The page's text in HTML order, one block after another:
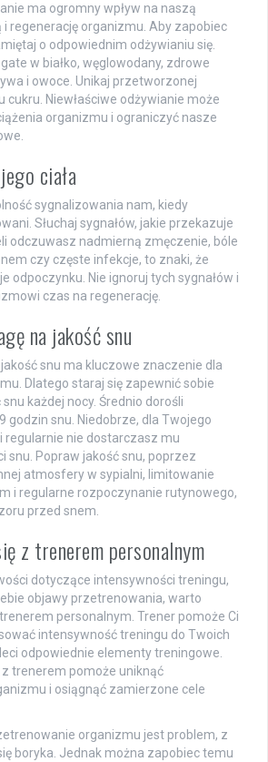
ma ogromny wpływ na naszą
regenerację organizmu. Aby zapobiec
o odpowiednim odżywianiu się.
w białko, węglowodany, zdrowe
i owoce. Unikaj przetworzonej
cukru. Niewłaściwe odżywianie może
organizmu i ograniczyć nasze
ciała
sygnalizowania nam, kiedy
Słuchaj sygnałów, jakie przekazuje
odczuwasz nadmierną zmęczenie, bóle
czy częste infekcje, to znaki, że
odpoczynku. Nie ignoruj tych sygnałów i
czas na regenerację.
na jakość snu
snu ma kluczowe znaczenie dla
Dlatego staraj się zapewnić sobie
każdej nocy. Średnio dorośli
godzin snu. Niedobrze, dla Twojego
regularnie nie dostarczasz mu
snu. Popraw jakość snu, poprzez
atmosfery w sypialni, limitowanie
i regularne rozpoczynanie rutynowego,
przed snem.
z trenerem personalnym
dotyczące intensywności treningu,
objawy przetrenowania, warto
personalnym. Trener pomoże Ci
intensywność treningu do Twoich
odpowiednie elementy treningowe.
trenerem pomoże uniknąć
i osiągnąć zamierzone cele
organizmu jest problem, z
boryka. Jednak można zapobiec temu